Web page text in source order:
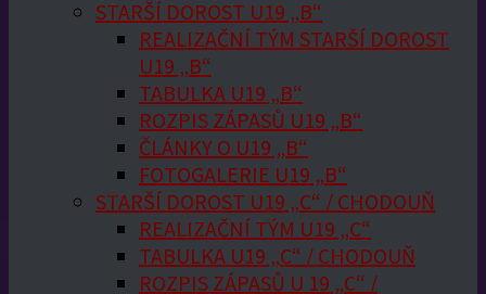
STARŠÍ DOROST U19 „B“
REALIZAČNÍ TÝM STARŠÍ DOROST
U19 „B“
TABULKA U19 „B“
ROZPIS ZÁPASŮ U19 „B“
ČLÁNKY O U19 „B“
FOTOGALERIE U19 „B“
STARŠÍ DOROST U19 „C“ / CHODOUŇ
REALIZAČNÍ TÝM U19 „C“
TABULKA U19 „C“ / CHODOUŇ
ROZPIS ZÁPASŮ U 19 „C“ /